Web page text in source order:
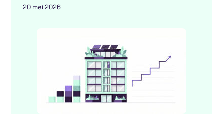
20 mei 2026